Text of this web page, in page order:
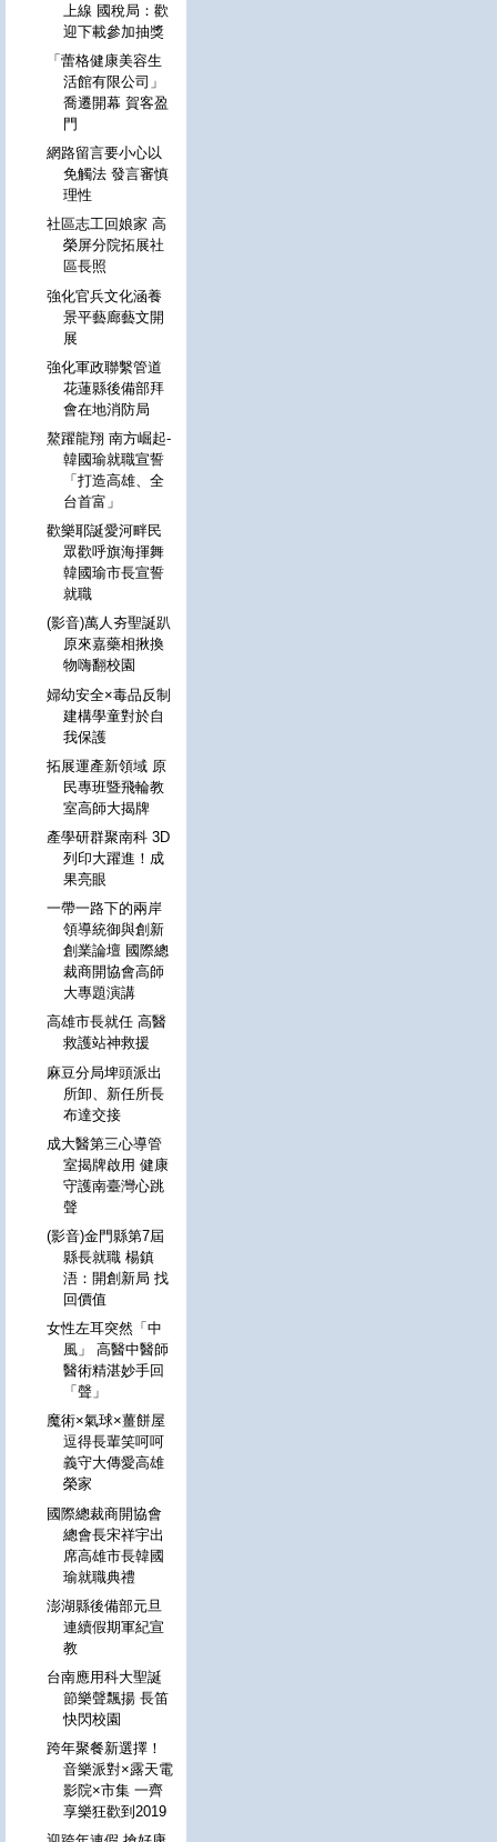
上線 國稅局：歡
迎下載參加抽獎
「蕾格健康美容生
活館有限公司」
喬遷開幕 賀客盈
門
網路留言要小心以
免觸法 發言審慎
理性
社區志工回娘家 高
榮屏分院拓展社
區長照
強化官兵文化涵養
景平藝廊藝文開
展
強化軍政聯繫管道
花蓮縣後備部拜
會在地消防局
鰲躍龍翔 南方崛起-
韓國瑜就職宣誓
「打造高雄、全
台首富」
歡樂耶誕愛河畔民
眾歡呼旗海揮舞
韓國瑜市長宣誓
就職
(影音)萬人夯聖誕趴
原來嘉藥相揪換
物嗨翻校園
婦幼安全×毒品反制
建構學童對於自
我保護
拓展運產新領域 原
民專班暨飛輪教
室高師大揭牌
產學研群聚南科 3D
列印大躍進！成
果亮眼
一帶一路下的兩岸
領導統御與創新
創業論壇 國際總
裁商開協會高師
大專題演講
高雄市長就任 高醫
救護站神救援
麻豆分局埤頭派出
所卸、新任所長
布達交接
成大醫第三心導管
室揭牌啟用 健康
守護南臺灣心跳
聲
(影音)金門縣第7屆
縣長就職 楊鎮
浯：開創新局 找
回價值
女性左耳突然「中
風」 高醫中醫師
醫術精湛妙手回
「聲」
魔術×氣球×薑餅屋
逗得長輩笑呵呵
義守大傳愛高雄
榮家
國際總裁商開協會
總會長宋祥宇出
席高雄市長韓國
瑜就職典禮
澎湖縣後備部元旦
連續假期軍紀宣
教
台南應用科大聖誕
節樂聲飄揚 長笛
快閃校園
跨年聚餐新選擇！
音樂派對×露天電
影院×市集 一齊
享樂狂歡到2019